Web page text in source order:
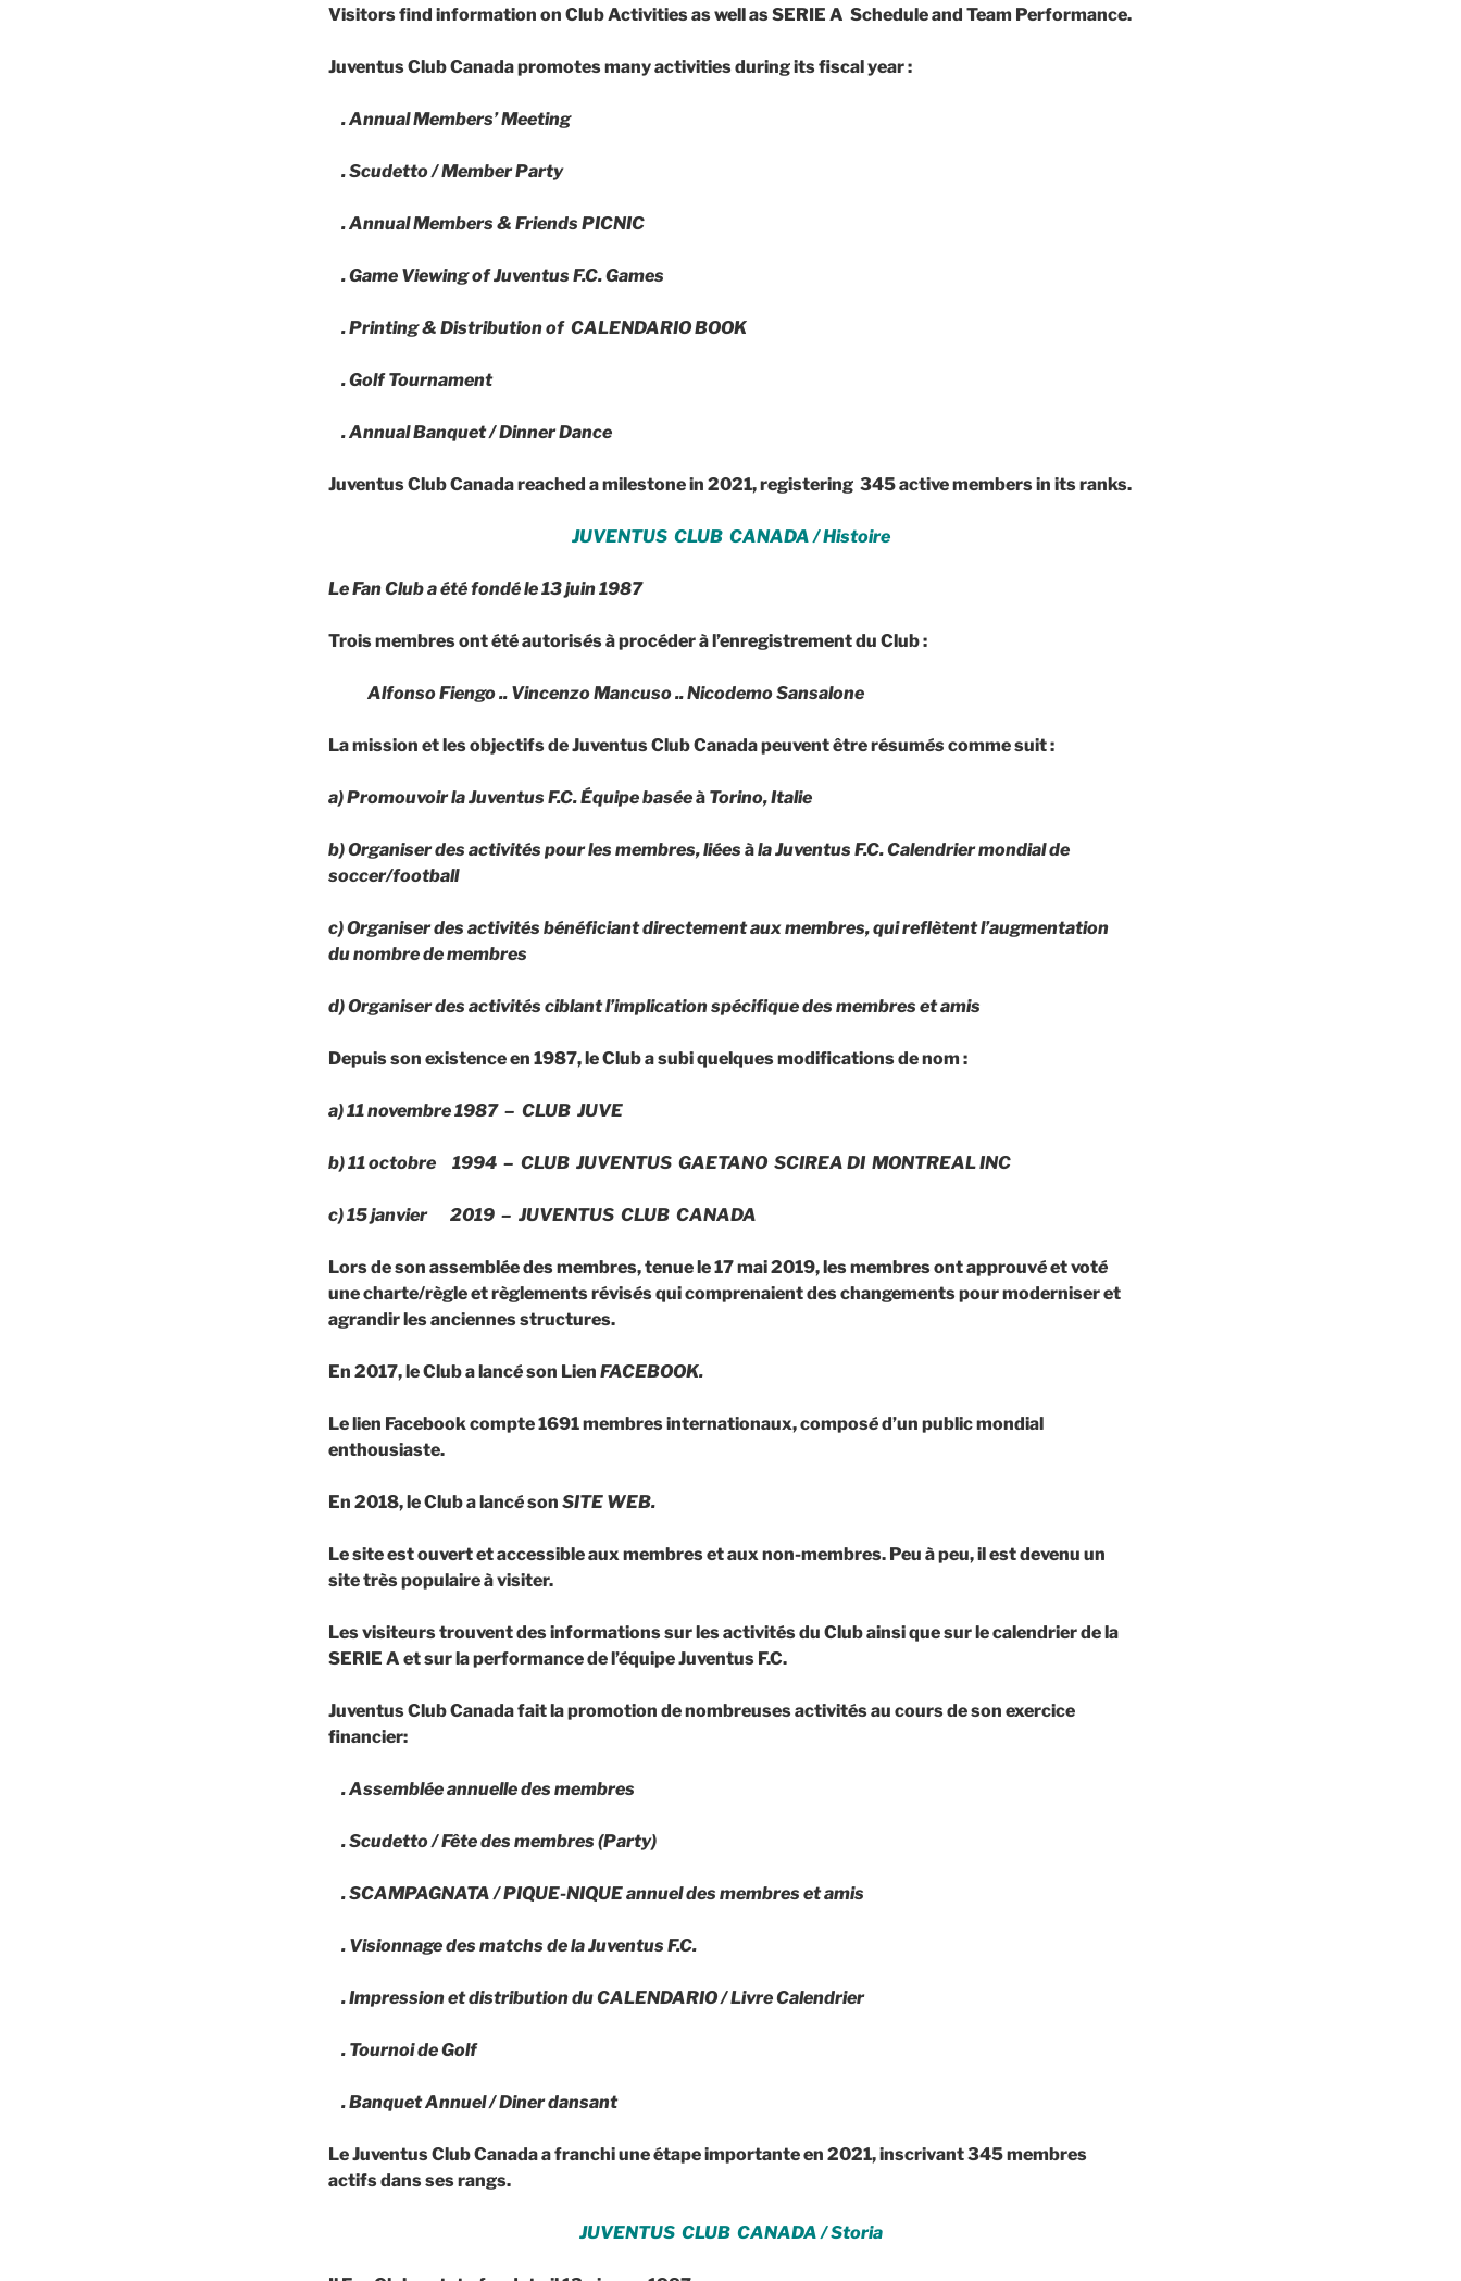
Visitors find information on Club Activities as well as SERIE A Schedule and Team Performance.
Juventus Club Canada promotes many activities during its fiscal year :
. Annual Members’ Meeting
. Scudetto / Member Party
. Annual Members & Friends PICNIC
. Game Viewing of Juventus F.C. Games
. Printing & Distribution of CALENDARIO BOOK
. Golf Tournament
. Annual Banquet / Dinner Dance
Juventus Club Canada reached a milestone in 2021, registering 345 active members in its ranks.
JUVENTUS CLUB CANADA / Histoire
Le Fan Club a été fondé le 13 juin 1987
Trois membres ont été autorisés à procéder à l’enregistrement du Club :
Alfonso Fiengo .. Vincenzo Mancuso .. Nicodemo Sansalone
Lamission et lesobjectifsde Juventus Club Canada peuvent être résumés comme suit :
a) Promouvoir la Juventus F.C. Équipe baséeà Torino, Italie
b) Organiser des activités pour les membres, liées àla Juventus F.C. Calendrier mondial de
soccer/football
c) Organiser des activités bénéficiant directement aux membres, qui reflètent l’augmentation
du nombre de membres
d) Organiser des activités ciblant l’implication spécifique des membres et amis
Depuis son existence en 1987, le Club a subi quelques modifications de nom :
a)11 novembre 1987 – CLUB JUVE
b)11 octobre 1994 – CLUB JUVENTUS GAETANO SCIREA DI MONTREAL INC
c)15 janvier 2019 – JUVENTUS CLUB CANADA
Lors de son assemblée des membres, tenue le 17 mai 2019, les membres ont approuvéet voté
une charte/règle et règlements révisés qui comprenaient des changements pour moderniser et
agrandir les anciennes structures.
En 2017, le Club a lancéson Lien FACEBOOK.
Le lien Facebook compte 1691 membres internationaux, composéd’un public mondial
enthousiaste.
En 2018, le Club a lancéson SITE WEB.
Le site est ouvert et accessible aux membres et aux non-membres. Peu àpeu, il est devenu un
site très populaireàvisiter.
Les visiteurs trouvent des informations sur les activités du Club ainsi que sur le calendrier de la
SERIE A et sur la performance de l’équipe Juventus F.C.
Juventus Club Canada fait la promotion de nombreuses activités au cours de son exercice
financier:
. Assemblée annuelle des membres
. Scudetto / Fête des membres (Party)
. SCAMPAGNATA / PIQUE-NIQUE annuel des membres et amis
. Visionnage des matchs de la Juventus F.C.
. Impression et distribution du CALENDARIO / Livre Calendrier
. Tournoi de Golf
. Banquet Annuel / Diner dansant
Le Juventus Club Canada a franchi une étape importante en 2021, inscrivant345membres
actifs dans ses rangs.
JUVENTUS CLUB CANADA / Storia